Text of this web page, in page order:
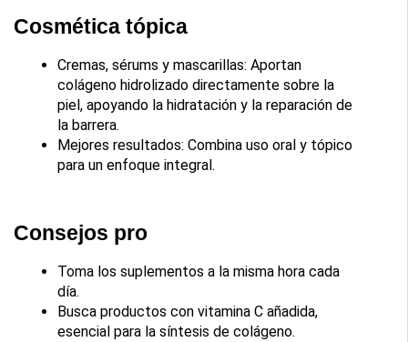
Cosmética tópica
Cremas, sérums y mascarillas: Aportan
colágeno hidrolizado directamente sobre la
piel, apoyando la hidratación y la reparación de
la barrera.
Mejores resultados: Combina uso oral y tópico
para un enfoque integral.
Consejos pro
Toma los suplementos a la misma hora cada
día.
Busca productos con vitamina C añadida,
esencial para la síntesis de colágeno.